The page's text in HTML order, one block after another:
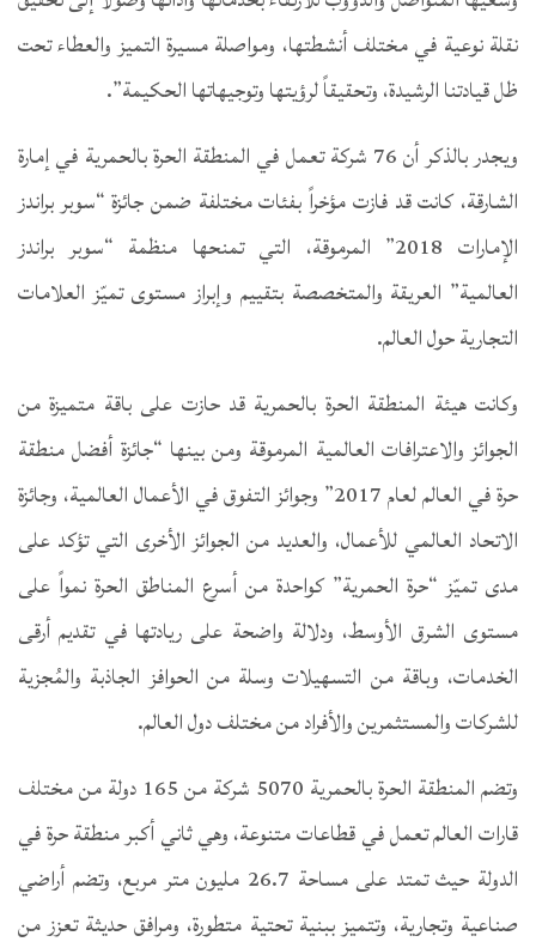
نقلة نوعية في مختلف أنشطتها، ومواصلة مسيرة التميز والعطاء تحت
ظل قيادتنا الرشيدة، وتحقيقاً لرؤيتها وتوجيهاتها الحكيمة”.
ويجدر بالذكر أن 76 شركة تعمل في المنطقة الحرة بالحمرية في إمارة
الشارقة، كانت قد فازت مؤخراً بفئات مختلفة ضمن جائزة “سوبر براندز
الإمارات 2018” المرموقة، التي تمنحها منظمة “سوبر براندز
العالمية” العريقة والمتخصصة بتقييم وإبراز مستوى تميّز العلامات
التجارية حول العالم.
وكانت هيئة المنطقة الحرة بالحمرية قد حازت على باقة متميزة من
الجوائز والاعترافات العالمية المرموقة ومن بينها “جائزة أفضل منطقة
حرة في العالم لعام 2017” وجوائز التفوق في الأعمال العالمية، وجائزة
الاتحاد العالمي للأعمال، والعديد من الجوائز الأخرى التي تؤكد على
مدى تميّز “حرة الحمرية” كواحدة من أسرع المناطق الحرة نمواً على
مستوى الشرق الأوسط، ودلالة واضحة على ريادتها في تقديم أرقى
الخدمات، وباقة من التسهيلات وسلة من الحوافز الجاذبة والمُجزية
للشركات والمستثمرين والأفراد من مختلف دول العالم.
وتضم المنطقة الحرة بالحمرية 5070 شركة من 165 دولة من مختلف
قارات العالم تعمل في قطاعات متنوعة، وهي ثاني أكبر منطقة حرة في
الدولة حيث تمتد على مساحة 26.7 مليون متر مربع، وتضم أراضي
صناعية وتجارية، وتتميز ببنية تحتية متطورة، ومرافق حديثة تعزز من